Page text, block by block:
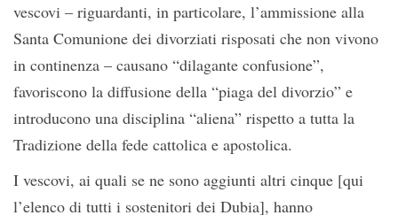
vescovi – riguardanti, in particolare, l’ammissione alla
Santa Comunione dei divorziati risposati che non vivono
in continenza – causano “dilagante confusione”,
favoriscono la diffusione della “piaga del divorzio” e
introducono una disciplina “aliena” rispetto a tutta la
Tradizione della fede cattolica e apostolica.
I vescovi, ai quali se ne sono aggiunti altri cinque [qui
l’elenco di tutti i sostenitori dei Dubia], hanno